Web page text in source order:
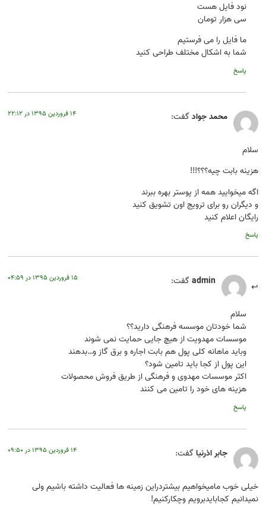
نود فایل هست
سی هزار تومان
ما فایل را می فرستیم
شما به اشکال مختلف طراحی کنید
پاسخ
محمد جواد گفت: ۱۴ فروردین ۱۳۹۵ در ۲۲:۱۲
سلام
هزینه بابت چیه؟؟؟!!!
اگه میخوایید همه از پوستر بهره ببرند
و دیگران رو برای ترویج اون تشویق کنید
رایگان اعلام کنید
پاسخ
admin گفت: ۱۵ فروردین ۱۳۹۵ در ۰۴:۵۹
سلام
شما خودتان موسسه فرهنگی دارید؟؟
موسسات مهدویت از هیچ جایی حمایت نمی شوند
وباید ماهانه کلی پول هم بابت اجاره و برق گاز و…بدهند
این پول از کجا باید تامین شود؟
اکثر موسسات مهدوی و فرهنگی از طریق فروش محصولات
هزینه های خود را تامین می کنند
پاسخ
جابر اذرنیا گفت: ۱۴ فروردین ۱۳۹۵ در ۰۹:۵۰
خیلی خوب مامیخواهیم بیشتردراین زمینه ها فعالیت داشته باشیم ولی
نمیدانیم کجابایدبرویم وچکارکنیم!